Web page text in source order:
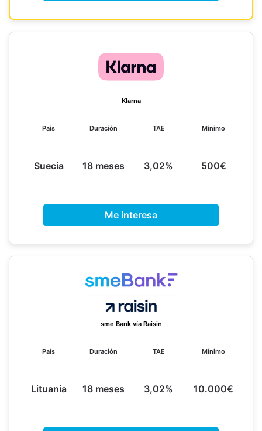
Klarna
País
Suecia
Duración
18 meses
TAE
3,02%
Mínimo
500€
Me interesa
sme Bank vía Raisin
País
Lituania
Duración
18 meses
TAE
3,02%
Mínimo
10.000€